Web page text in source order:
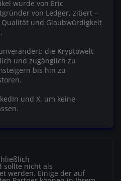
wurde von Éric
von Ledger, zitiert –
und Glaubwürdigkeit
die Kryptowelt
und zugänglich zu
bis hin zu
und X, um keine
sollte nicht als
werden. Einige der auf